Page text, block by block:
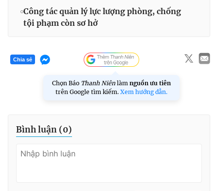
Công tác quản lý lực lượng phòng, chống
tội phạm còn sơ hở
Chia sẻ
Chọn Báo Thanh Niên làm nguồn ưu tiên
trên Google tìm kiếm. Xem hướng dẫn.
Bình luận (0)